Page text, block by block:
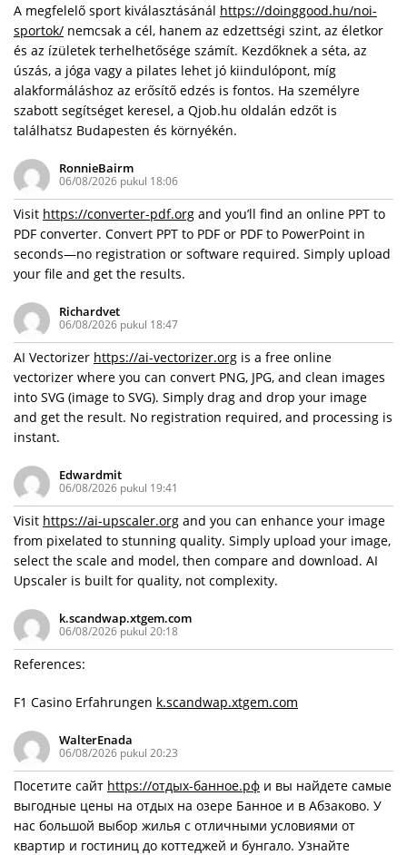
A megfelelő sport kiválasztásánál https://doinggood.hu/noi-
sportok/ nemcsak a cél, hanem az edzettségi szint, az életkor
és az ízületek terhelhetősége számít. Kezdőknek a séta, az
úszás, a jóga vagy a pilates lehet jó kiindulópont, míg
alakformáláshoz az erősítő edzés is fontos. Ha személyre
szabott segítséget keresel, a Qjob.hu oldalán edzőt is
találhatsz Budapesten és környékén.
RonnieBairm
06/08/2026 pukul 18:06
Visit https://converter-pdf.org and you’ll find an online PPT to
PDF converter. Convert PPT to PDF or PDF to PowerPoint in
seconds—no registration or software required. Simply upload
your file and get the results.
Richardvet
06/08/2026 pukul 18:47
AI Vectorizer https://ai-vectorizer.org is a free online
vectorizer where you can convert PNG, JPG, and clean images
into SVG (image to SVG). Simply drag and drop your image
and get the result. No registration required, and processing is
instant.
Edwardmit
06/08/2026 pukul 19:41
Visit https://ai-upscaler.org and you can enhance your image
from pixelated to stunning quality. Simply upload your image,
select the scale and model, then compare and download. AI
Upscaler is built for quality, not complexity.
k.scandwap.xtgem.com
06/08/2026 pukul 20:18
References:
F1 Casino Erfahrungen k.scandwap.xtgem.com
WalterEnada
06/08/2026 pukul 20:23
Посетите сайт https://отдых-банное.рф и вы найдете самые
выгодные цены на отдых на озере Банное и в Абзаково. У
нас большой выбор жилья с отличными условиями от
квартир и гостиниц до коттеджей и бунгало. Узнайте